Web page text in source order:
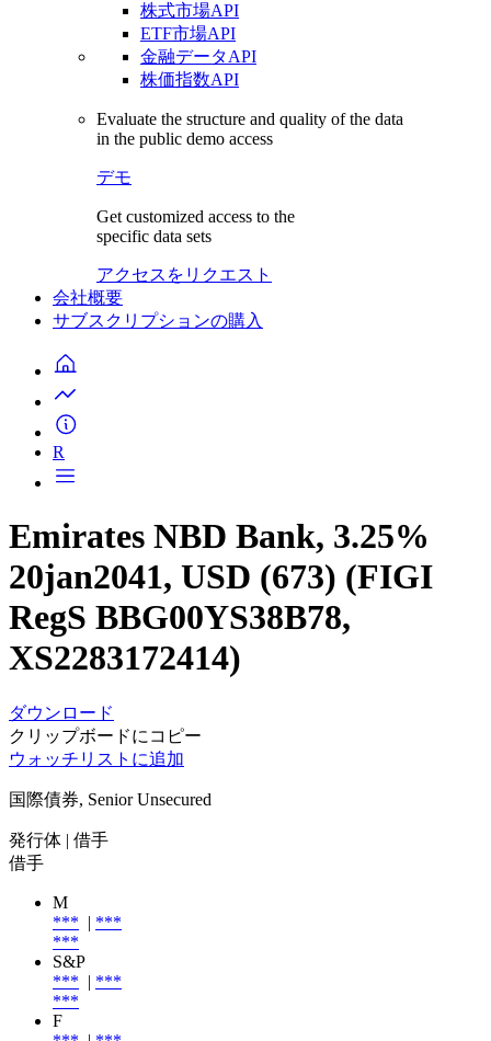
株式市場API
ETF市場API
金融データAPI
株価指数API
Evaluate the structure and quality of the data
in the public demo access
デモ
Get customized access to the
specific data sets
アクセスをリクエスト
会社概要
サブスクリプションの購入
R
Emirates NBD Bank, 3.25%
20jan2041, USD (673) (FIGI
RegS BBG00YS38B78,
XS2283172414)
ダウンロード
クリップボードにコピー
ウォッチリストに追加
国際債券, Senior Unsecured
発行体 | 借手
借手
M
*** | ***
***
S&P
*** | ***
***
F